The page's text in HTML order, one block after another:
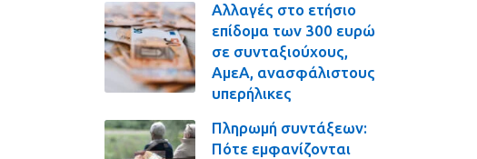
Αλλαγές στο ετήσιο
επίδομα των 300 ευρώ
σε συνταξιούχους,
ΑμεΑ, ανασφάλιστους
υπερήλικες
Πληρωμή συντάξεων:
Πότε εμφανίζονται